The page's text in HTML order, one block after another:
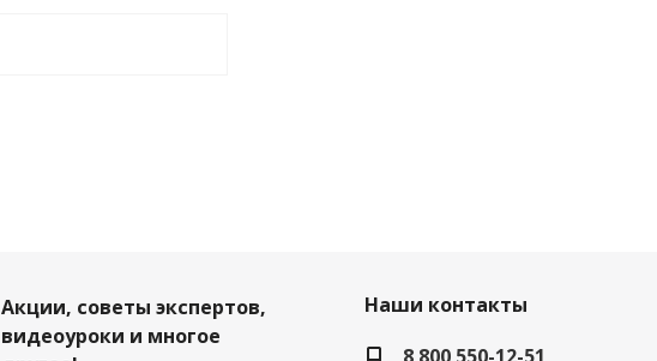
Акции, советы экспертов,
видеоуроки и многое
Наши контакты